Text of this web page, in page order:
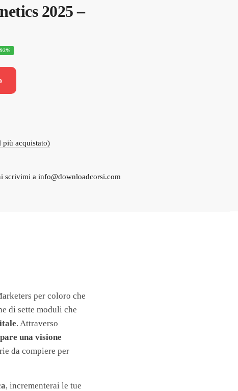
2025 –
più acquistato)
scrivimi a info@downloadcorsi.com
per coloro che
di sette moduli che
. Attraverso
una visione
da compiere per
, incrementerai le tue